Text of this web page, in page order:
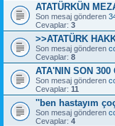
ATATÜRKÜN
Son mesaj gönderen
Cevaplar: 3
>>ATATÜRK
Son mesaj gönderen
Cevaplar: 8
ATA'NIN SON
Son mesaj gönderen
Cevaplar: 11
''ben hastayım
Son mesaj gönderen
Cevaplar: 4